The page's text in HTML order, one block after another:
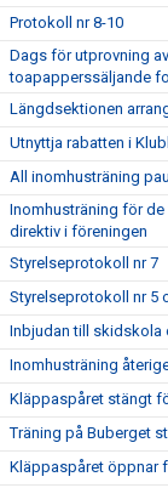
Protokoll nr 8-10
Dags för utprovning
toapapperssäljande
Längdsektionen
Utnyttja rabatten i
All inomhusträning
Inomhusträning för
direktiv i föreningen
Styrelseprotokoll nr 7
Styrelseprotokoll nr 5
Inbjudan till skidskola
Inomhusträning
Kläppaspåret stängt
Träning på Buberget
Kläppaspåret öppnar